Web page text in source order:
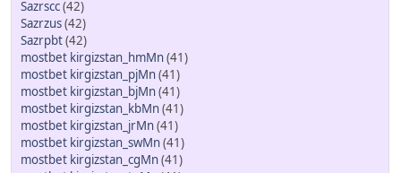
Sazrscc(42)
Sazrzus(42)
Sazrpbt(42)
mostbet kirgizstan_hmMn(41)
mostbet kirgizstan_pjMn(41)
mostbet kirgizstan_bjMn(41)
mostbet kirgizstan_kbMn(41)
mostbet kirgizstan_jrMn(41)
mostbet kirgizstan_swMn(41)
mostbet kirgizstan_cgMn(41)